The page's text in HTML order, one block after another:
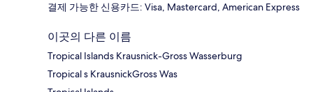
결제 가능한 신용카드: Visa, Mastercard, American Express
이곳의 다른 이름
Tropical Islands Krausnick-Gross Wasserburg
Tropical s KrausnickGross Was